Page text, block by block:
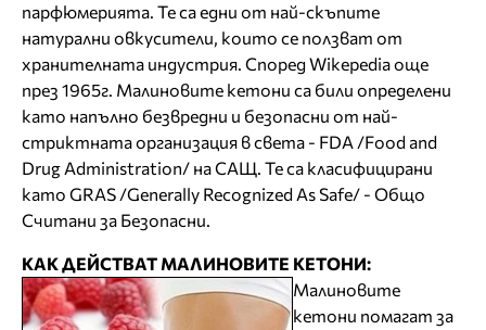
парфюмерията. Те са едни от най-скъпите
натурални овкусители, които се ползват от
хранителната индустрия. Според Wikepedia още
през 1965г. Малиновите кетони са били определени
като напълно безвредни и безопасни от най-
стриктната организация в света - FDA /Food and
Drug Administration/ на САЩ. Те са класифицирани
като GRAS /Generally Recognized As Safe/ - Общо
Считани за Безопасни.
КАК ДЕЙСТВАТ МАЛИНОВИТЕ КЕТОНИ:
Малиновите
кетони помагат за